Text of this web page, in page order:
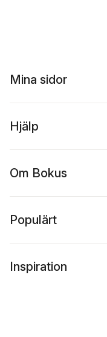
Mina sidor
Hjälp
Om Bokus
Populärt
Inspiration